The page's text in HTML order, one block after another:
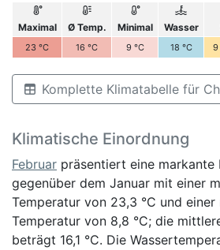
Maximal Ø Temp. Minimal Wasser
23 °C 16 °C 9 °C 18 °C 9
Komplette Klimatabelle für
Klimatische Einordnung
Februar präsentiert eine markante
gegenüber dem Januar mit einer
Temperatur von 23,3 °C und einer
Temperatur von 8,8 °C; die
beträgt 16,1 °C. Die